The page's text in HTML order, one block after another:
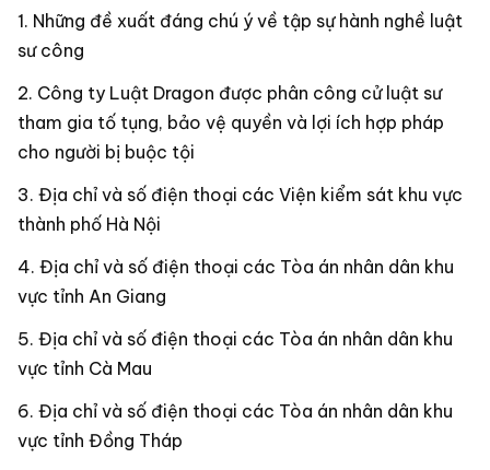
Những đề xuất đáng chú ý về tập sự hành nghề luật
sư công
Công ty Luật Dragon được phân công cử luật sư
tham gia tố tụng, bảo vệ quyền và lợi ích hợp pháp
cho người bị buộc tội
Địa chỉ và số điện thoại các Viện kiểm sát khu vực
thành phố Hà Nội
Địa chỉ và số điện thoại các Tòa án nhân dân khu
vực tỉnh An Giang
Địa chỉ và số điện thoại các Tòa án nhân dân khu
vực tỉnh Cà Mau
Địa chỉ và số điện thoại các Tòa án nhân dân khu
vực tỉnh Đồng Tháp